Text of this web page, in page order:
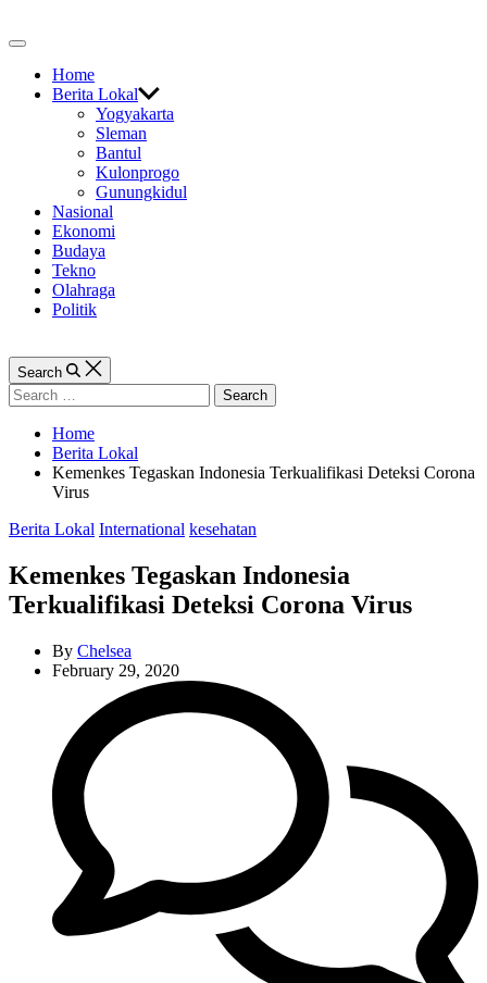
to
Off
CanvasHome
Berita Lokal
Yogyakarta
Sleman
Bantul
Kulonprogo
Gunungkidul
Nasional
Ekonomi
Budaya
Tekno
Olahraga
Politik
Search
Search
for:
Home
Berita Lokal
Kemenkes Tegaskan Indonesia Terkualifikasi Deteksi Corona
Virus
Categories
Berita Lokal International kesehatan
Kemenkes Tegaskan Indonesia
Terkualifikasi Deteksi Corona Virus
By Chelsea
February 29, 2020